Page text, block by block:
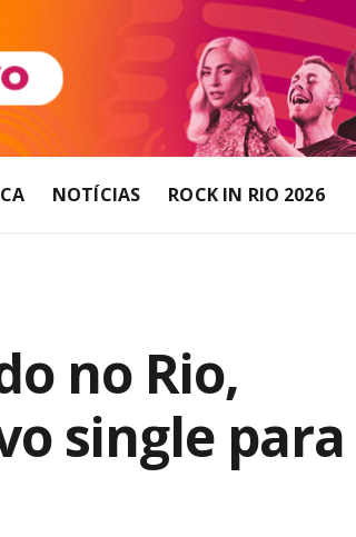
NOTÍCIAS ROCK IN RIO 2026
no Rio,
single para